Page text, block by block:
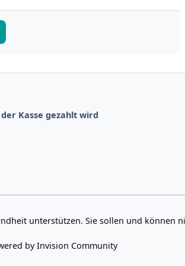
Kasse gezahlt wird
unterstützen. Sie sollen und können
byInvision Community